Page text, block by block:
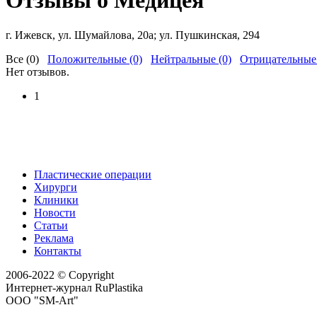
г. Ижевск, ул. Шумайлова, 20а; ул. Пушкинская, 294
Все (0) Положительные (0) Нейтральные (0)
Нет отзывов.
1
Пластические операции
Хирурги
Клиники
Новости
Статьи
Реклама
Контакты
2006-2022 © Copyright
Интернет-журнал RuPlastika
ООО "SM-Art"